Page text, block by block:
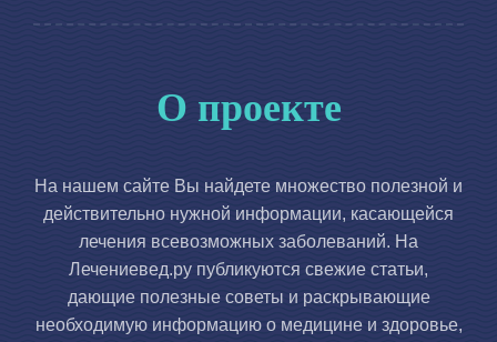
О проекте
На нашем сайте Вы найдете множество полезной и
действительно нужной информации, касающейся
лечения всевозможных заболеваний. На
Лечениевед.ру публикуются свежие статьи,
дающие полезные советы и раскрывающие
необходимую информацию о медицине и здоровье,